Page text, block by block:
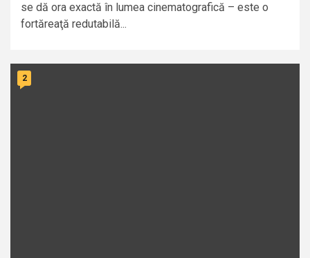
se dă ora exactă în lumea cinematografică – este o
fortăreaţă redutabilă...
2